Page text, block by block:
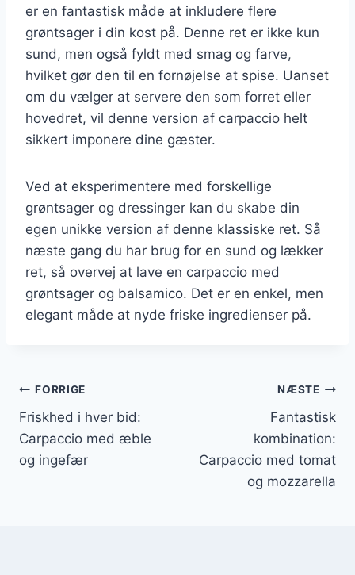
er en fantastisk måde at inkludere flere
grøntsager i din kost på. Denne ret er ikke kun
sund, men også fyldt med smag og farve,
hvilket gør den til en fornøjelse at spise. Uanset
om du vælger at servere den som forret eller
hovedret, vil denne version af carpaccio helt
sikkert imponere dine gæster.
Ved at eksperimentere med forskellige
grøntsager og dressinger kan du skabe din
egen unikke version af denne klassiske ret. Så
næste gang du har brug for en sund og lækker
ret, så overvej at lave en carpaccio med
grøntsager og balsamico. Det er en enkel, men
elegant måde at nyde friske ingredienser på.
Indlægsnavigation
FORRIGE
Friskhed i hver bid:
Carpaccio med æble
og ingefær
NÆSTE
Fantastisk
kombination:
Carpaccio med tomat
og mozzarella